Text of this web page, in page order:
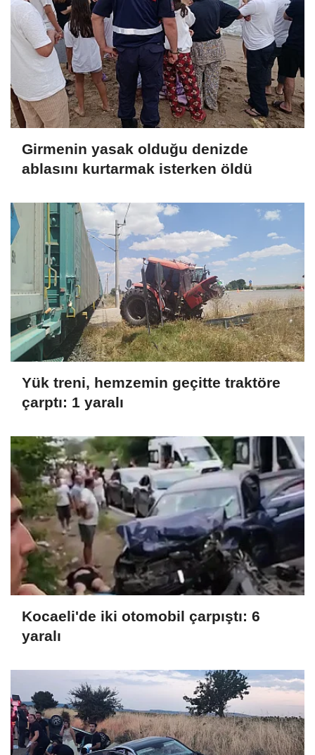
Girmenin yasak olduğu denizde
ablasını kurtarmak isterken öldü
Yük treni, hemzemin geçitte traktöre
çarptı: 1 yaralı
Kocaeli'de iki otomobil çarpıştı: 6
yaralı